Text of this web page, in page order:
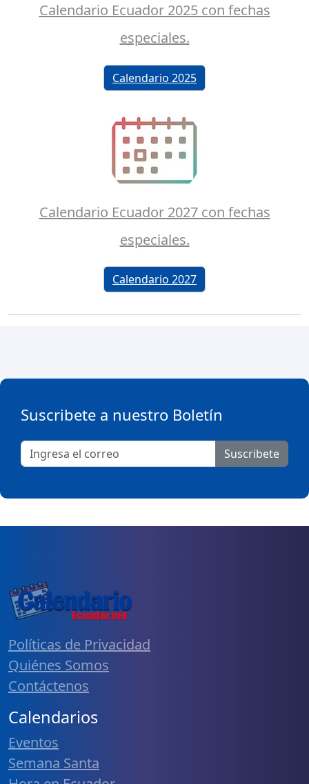
Calendario Ecuador 2025 con fechas
especiales.
Calendario 2025
Calendario Ecuador 2027 con fechas
especiales.
Calendario 2027
Suscribete a nuestro Boletín
Suscribete
Políticas de Privacidad
Quiénes Somos
Contáctenos
Calendarios
Eventos
Semana Santa